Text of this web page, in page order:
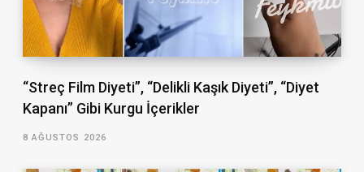
“Streç Film Diyeti”, “Delikli Kaşık Diyeti”, “Diyet
Kapanı” Gibi Kurgu İçerikler
8 AĞUSTOS 2026